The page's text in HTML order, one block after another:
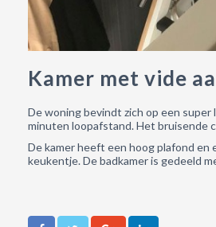
Kamer met vide
De woning bevindt zich op een
minuten loopafstand. Het bruisende
De kamer heeft een hoog plafond en
keukentje. De badkamer is gedeeld